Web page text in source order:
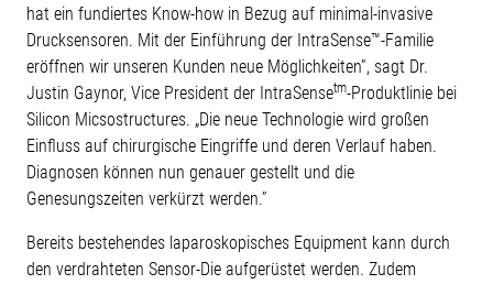
hat ein fundiertes Know-how in Bezug auf minimal-invasive
Drucksensoren. Mit der Einführung der IntraSense™-Familie
eröffnen wir unseren Kunden neue Möglichkeiten”, sagt Dr.
Justin Gaynor, Vice President der IntraSensetm-Produktlinie bei
Silicon Micsostructures. „Die neue Technologie wird großen
Einfluss auf chirurgische Eingriffe und deren Verlauf haben.
Diagnosen können nun genauer gestellt und die
Genesungszeiten verkürzt werden.”
Bereits bestehendes laparoskopisches Equipment kann durch
den verdrahteten Sensor-Die aufgerüstet werden. Zudem